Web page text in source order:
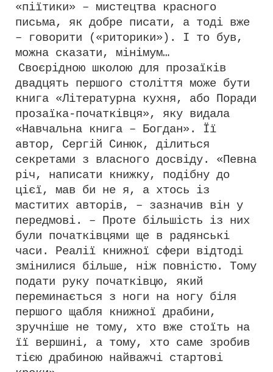
«піїтики» – мистецтва красного
письма, як добре писати, а тоді вже
– говорити («риторики»). І то був,
можна сказати, мінімум…
Своєрідною школою для прозаїків
двадцять першого століття може бути
книга «Літературна кухня, або Поради
прозаїка-початківця», яку видала
«Навчальна книга – Богдан». Її
автор, Сергій Синюк, ділиться
секретами з власного досвіду. «Певна
річ, написати книжку, подібну до
цієї, мав би не я, а хтось із
маститих авторів, – зазначив він у
передмові. – Проте більшість із них
були початківцями ще в радянські
часи. Реалії книжної сфери відтоді
змінилися більше, ніж повністю. Тому
подати руку початківцю, який
переминається з ноги на ногу біля
першого щабля книжної драбини,
зручніше не тому, хто вже стоїть на
її вершині, а тому, хто саме зробив
тією драбиною найважчі стартові